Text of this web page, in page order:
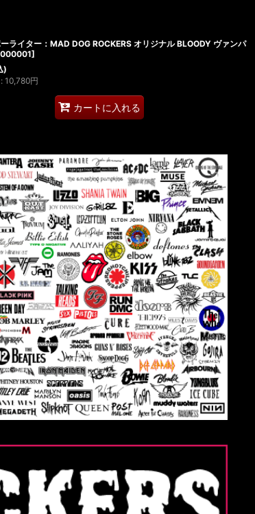
ライター：MAD DOG ROCKERS オリジナル BLOODY ヴァンパ
]
)
: 10,780円
カートに入れる